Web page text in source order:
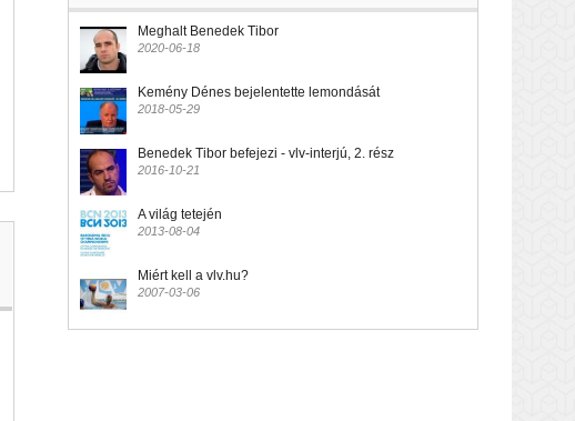
Meghalt Benedek Tibor
2020-06-18
Kemény Dénes bejelentette lemondását
2018-05-29
Benedek Tibor befejezi - vlv-interjú, 2. rész
2016-10-21
A világ tetején
2013-08-04
Miért kell a vlv.hu?
2007-03-06